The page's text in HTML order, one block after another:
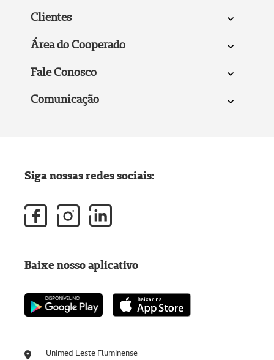
Clientes
Área do Cooperado
Fale Conosco
Comunicação
Unimed Leste Fluminense
Siga nossas redes sociais:
Baixe nosso aplicativo